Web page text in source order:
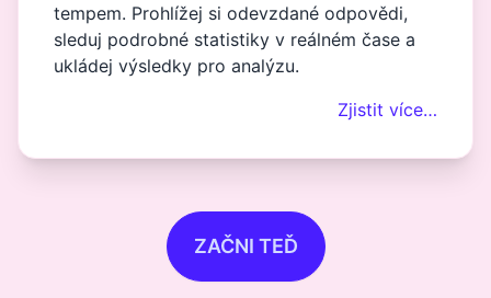
tempem. Prohlížej si odevzdané odpovědi,
sleduj podrobné statistiky v reálném čase a
ukládej výsledky pro analýzu.
Zjistit více…
ZAČNI TEĎ